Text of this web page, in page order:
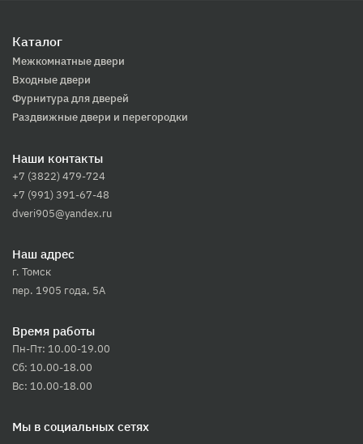
Каталог
Межкомнатные двери
Входные двери
Фурнитура для дверей
Раздвижные двери и перегородки
Наши контакты
+7 (3822) 479-724
+7 (991) 391-67-48
dveri905@yandex.ru
Наш адрес
г. Томск
пер. 1905 года, 5А
Время работы
Пн-Пт: 10.00-19.00
Сб: 10.00-18.00
Вс: 10.00-18.00
Мы в социальных сетях